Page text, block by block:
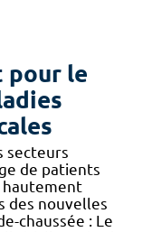
pour le
secteurs
de patients
hautement
des nouvelles
chaussée : Le